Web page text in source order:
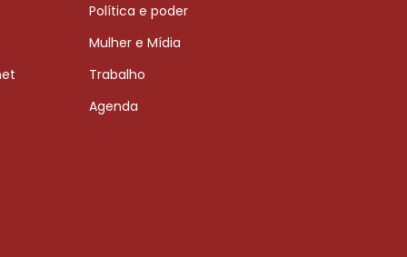
Política e poder
Mulher e Mídia
Trabalho
Agenda